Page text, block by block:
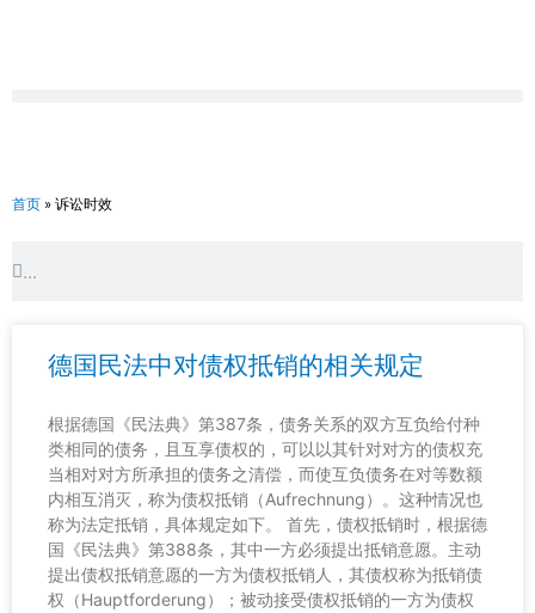
首页 » 诉讼时效
德国民法中对债权抵销的相关规定
根据德国《民法典》第387条，债务关系的双方互负给付种
类相同的债务，且互享债权的，可以以其针对对方的债权充
当相对对方所承担的债务之清偿，而使互负债务在对等数额
内相互消灭，称为债权抵销（Aufrechnung）。这种情况也
称为法定抵销，具体规定如下。 首先，债权抵销时，根据德
国《民法典》第388条，其中一方必须提出抵销意愿。主动
提出债权抵销意愿的一方为债权抵销人，其债权称为抵销债
权（Hauptforderung）；被动接受债权抵销的一方为债权